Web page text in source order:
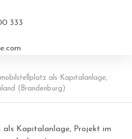
333
als Kapitalanlage,
(Brandenburg)